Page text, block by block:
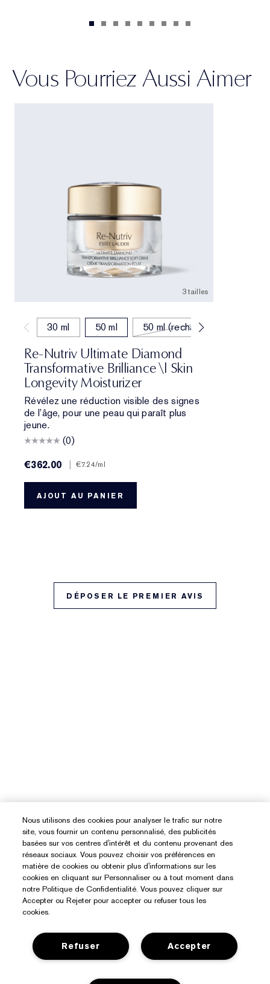
Vous Pourriez Aussi Aimer
3 tailles
30 ml 50 ml 50 ml (recharge)
Re-Nutriv Ultimate Diamond
Transformative Brilliance \| Skin
Longevity Moisturizer
Révélez une réduction visible des signes
de l’âge, pour une peau qui paraît plus
jeune.
(0)
€362.00
€7.24/ml
AJOUT AU PANIER
DÉPOSER LE PREMIER AVIS
Besoin D’aide ?
Nous utilisons des cookies pour analyser le trafic sur notre
site, vous fournir un contenu personnalisé, des publicités
basées sur vos centres d'intérêt et du contenu provenant des
réseaux sociaux. Vous pouvez choisir vos préférences en
matière de cookies ou obtenir plus d'informations sur les
cookies en cliquant sur Personnaliser ou à tout moment dans
notre Politique de Confidentialité. Vous pouvez cliquer sur
Accepter ou Rejeter pour accepter ou refuser tous les
cookies.
Accepter
Refuser